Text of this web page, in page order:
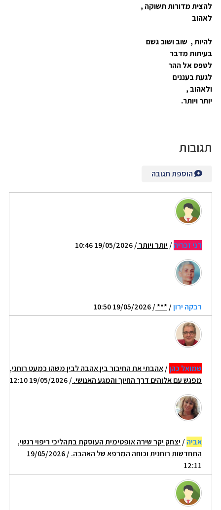
להצית מדורות תשוקה ,
לאהוב
להיות , שוב ושוב גשם
בעיתות מדבר
לטפס אל ההר
לגעת בעננים
ולאהוב ,
יותר ויותר.
תגובות
הוספת תגובה
דני זכריה/ יותר ויותר/ 19/05/2026 10:46
רבקה ירון/
***
/ 19/05/2026 10:50
שמואל כהן/אהבתי את החיבור בין אהבה לבין משהו כמעט רוחני,
מפגש עם אלוהים דרך החיוך והמגע האנושי./ 19/05/2026 12:10
אביה/ יצחק יקר שירה אופטימית העוסקת בתהליכי ריפוי רגשי,
התחדשות רוחנית וכוחה המרפא של האהבה.
/ 19/05/2026
12:11